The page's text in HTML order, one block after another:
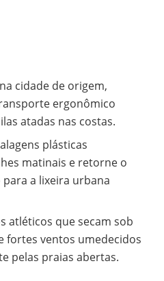
cidade de origem,
ergonômico
atadas nas costas.
plásticas
matinais e retorne o
a lixeira urbana
atléticos que secam sob
fortes ventos umedecidos
pelas praias abertas.